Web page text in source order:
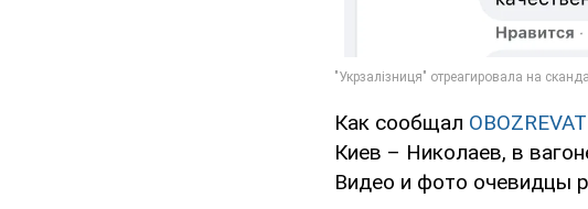
Как сообщал
Киев – Николаев, в
Видео и фото очевидцы